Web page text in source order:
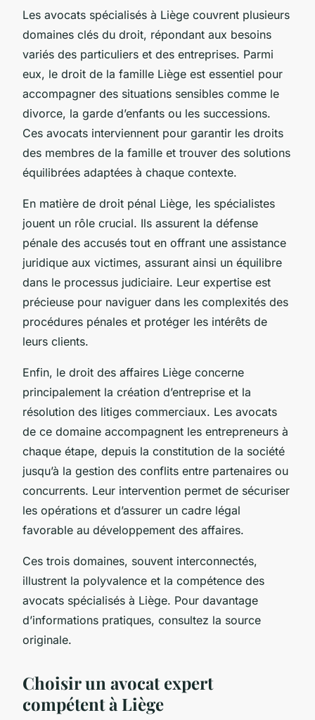
Les avocats spécialisés à Liège couvrent plusieurs
domaines clés du droit, répondant aux besoins
variés des particuliers et des entreprises. Parmi
eux, le droit de la famille Liège est essentiel pour
accompagner des situations sensibles comme le
divorce, la garde d’enfants ou les successions.
Ces avocats interviennent pour garantir les droits
des membres de la famille et trouver des solutions
équilibrées adaptées à chaque contexte.
En matière de droit pénal Liège, les spécialistes
jouent un rôle crucial. Ils assurent la défense
pénale des accusés tout en offrant une assistance
juridique aux victimes, assurant ainsi un équilibre
dans le processus judiciaire. Leur expertise est
précieuse pour naviguer dans les complexités des
procédures pénales et protéger les intérêts de
leurs clients.
Enfin, le droit des affaires Liège concerne
principalement la création d’entreprise et la
résolution des litiges commerciaux. Les avocats
de ce domaine accompagnent les entrepreneurs à
chaque étape, depuis la constitution de la société
jusqu’à la gestion des conflits entre partenaires ou
concurrents. Leur intervention permet de sécuriser
les opérations et d’assurer un cadre légal
favorable au développement des affaires.
Ces trois domaines, souvent interconnectés,
illustrent la polyvalence et la compétence des
avocats spécialisés à Liège. Pour davantage
d’informations pratiques, consultez la source
originale.
Choisir un avocat expert
compétent à Liège